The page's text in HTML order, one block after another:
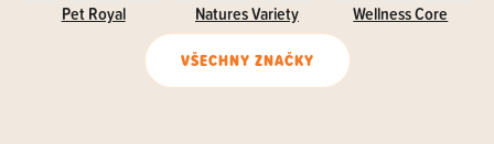
Pet Royal Natures Variety Wellness Core
VŠECHNY ZNAČKY